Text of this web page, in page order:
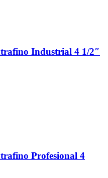
Industrial 4 1/2″
Profesional 4